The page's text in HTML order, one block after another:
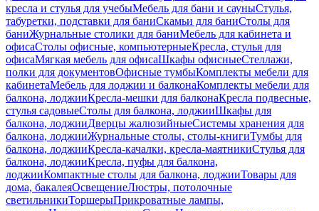
кресла и стулья для учебыМебель для бани и сауныСтулья,
табуретки, подставки для баниСкамьи для баниСтолы для
баниЖурнальные столики для баниМебель для кабинета и
офисаСтолы офисные, компьютерныеКресла, стулья для
офисаМягкая мебель для офисаШкафы офисныеСтеллажи,
полки для документовОфисные тумбыКомплекты мебели для
кабинетаМебель для лоджии и балконаКомплекты мебели для
балкона, лоджииКресла-мешки для балконаКресла подвесные,
стулья садовыеСтолы для балкона, лоджииШкафы для
балкона, лоджииДверцы жалюзийныеСистемы хранения для
балкона, лоджииЖурнальные столы, столы-книгиТумбы для
балкона, лоджииКресла-качалки, кресла-маятникиСтулья для
балкона, лоджииКресла, пуфы для балкона,
лоджииКомпактные столы для балкона, лоджииТовары для
дома, бакалеяОсвещениеЛюстры, потолочные
светильникиТоршерыПрикроватные лампы,